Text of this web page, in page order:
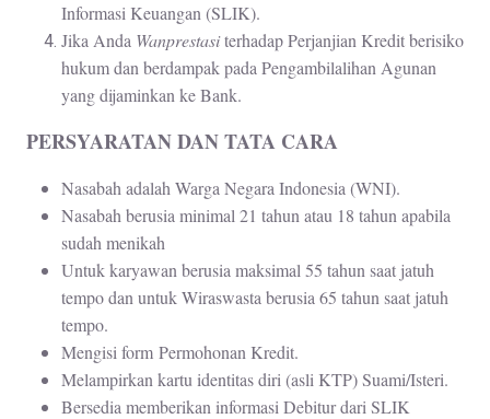
Informasi Keuangan (SLIK).
Jika Anda Wanprestasiterhadap Perjanjian Kredit berisiko
hukum dan berdampak pada Pengambilalihan Agunan
yang dijaminkan ke Bank.
PERSYARATAN DAN TATA CARA
Nasabah adalah Warga Negara Indonesia (WNI).
Nasabah berusia minimal 21 tahun atau 18 tahun apabila
sudah menikah
Untuk karyawan berusia maksimal 55 tahun saat jatuh
tempo dan untuk Wiraswasta berusia 65 tahun saat jatuh
tempo.
Mengisi form Permohonan Kredit.
Melampirkan kartu identitas diri (asli KTP) Suami/Isteri.
Bersedia memberikan informasi Debitur dari SLIK